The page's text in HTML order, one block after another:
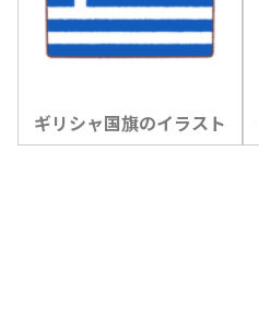
ギリシャ国旗のイラスト